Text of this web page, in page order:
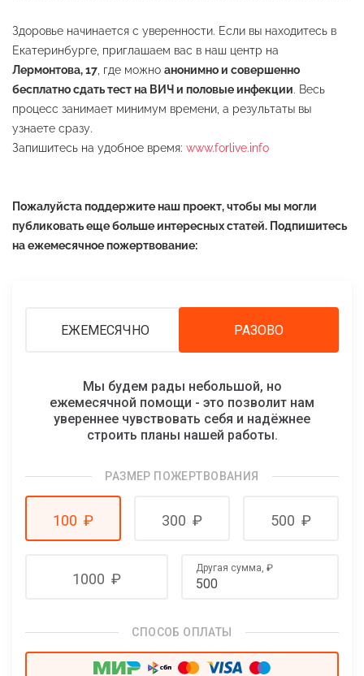
Здоровье начинается с уверенности. Если вы находитесь в
Екатеринбурге, приглашаем вас в наш центр на
Лермонтова, 17 , где можно анонимно и совершенно
бесплатно сдать тест на ВИЧ и половые инфекции. Весь
процесс занимает минимум времени, а результаты вы
узнаете сразу.
Запишитесь на удобное время: www.forlive.info
Пожалуйста поддержите наш проект, чтобы мы могли
публиковать еще больше интересных статей. Подпишитесь
на ежемесячное пожертвование:
ЕЖЕМЕСЯЧНО РАЗОВО
Мы будем рады небольшой, но
ежемесячной помощи - это позволит нам
увереннее чувствовать себя и надёжнее
строить планы нашей работы.
РАЗМЕР ПОЖЕРТВОВАНИЯ
100 ₽ 300 ₽ 500 ₽
1000 ₽
Другая сумма, ₽
СПОСОБ ОПЛАТЫ